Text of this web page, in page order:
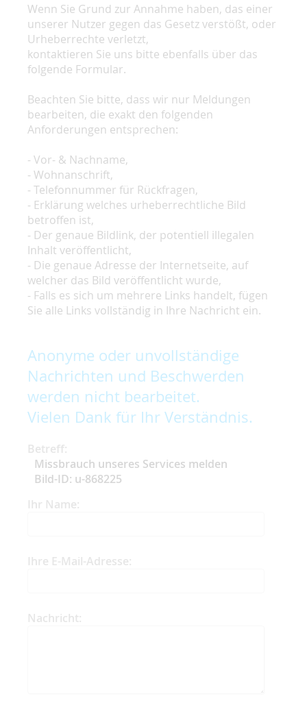
Wenn Sie Grund zur Annahme haben, das einer
unserer Nutzer gegen das Gesetz verstößt, oder
Urheberrechte verletzt,
kontaktieren Sie uns bitte ebenfalls über das
folgende Formular.
Beachten Sie bitte, dass wir nur Meldungen
bearbeiten, die exakt den folgenden
Anforderungen entsprechen:
- Vor- & Nachname,
- Wohnanschrift,
- Telefonnummer für Rückfragen,
- Erklärung welches urheberrechtliche Bild
betroffen ist,
- Der genaue Bildlink, der potentiell illegalen
Inhalt veröffentlicht,
- Die genaue Adresse der Internetseite, auf
welcher das Bild veröffentlicht wurde,
- Falls es sich um mehrere Links handelt, fügen
Sie alle Links vollständig in Ihre Nachricht ein.
Anonyme oder unvollständige
Nachrichten und Beschwerden
werden nicht bearbeitet.
Vielen Dank für Ihr Verständnis.
Betreff:
Missbrauch unseres Services melden
Bild-ID: u-868225
Ihr Name:
Ihre E-Mail-Adresse:
Nachricht: